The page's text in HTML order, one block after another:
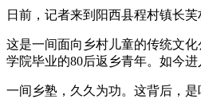
日前，记者来到阳西县程村镇长
这是一间面向乡村儿童的传统文
学院毕业的80后返乡青年。如今
一间乡塾，久久为功。这背后，是